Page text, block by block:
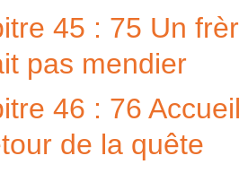
45 : 75 Un
pas mendier
46 : 76
de la quête